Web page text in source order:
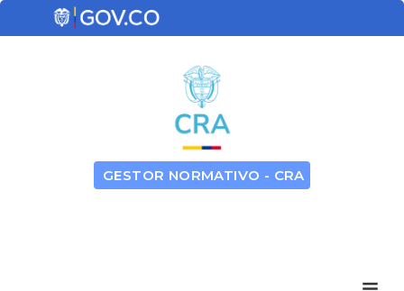
GESTOR NORMATIVO - CRA